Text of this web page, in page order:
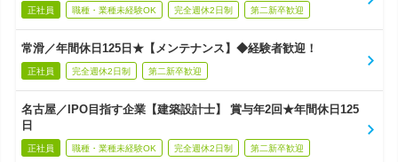
正社員 職種・業種未経験OK 完全週休2日制 第二新卒歓迎
常滑／年間休日125日★【メンテナンス】◆経験者歓迎！
正社員 完全週休2日制 第二新卒歓迎
名古屋／IPO目指す企業【建築設計士】 賞与年2回★年間休日125
日
正社員 職種・業種未経験OK 完全週休2日制 第二新卒歓迎